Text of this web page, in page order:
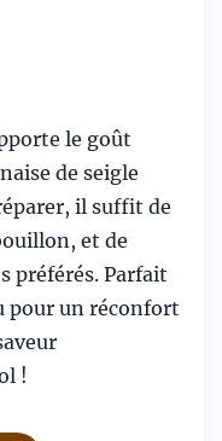
le goût
de seigle
il suffit de
et de
préférés. Parfait
pour un réconfort
!